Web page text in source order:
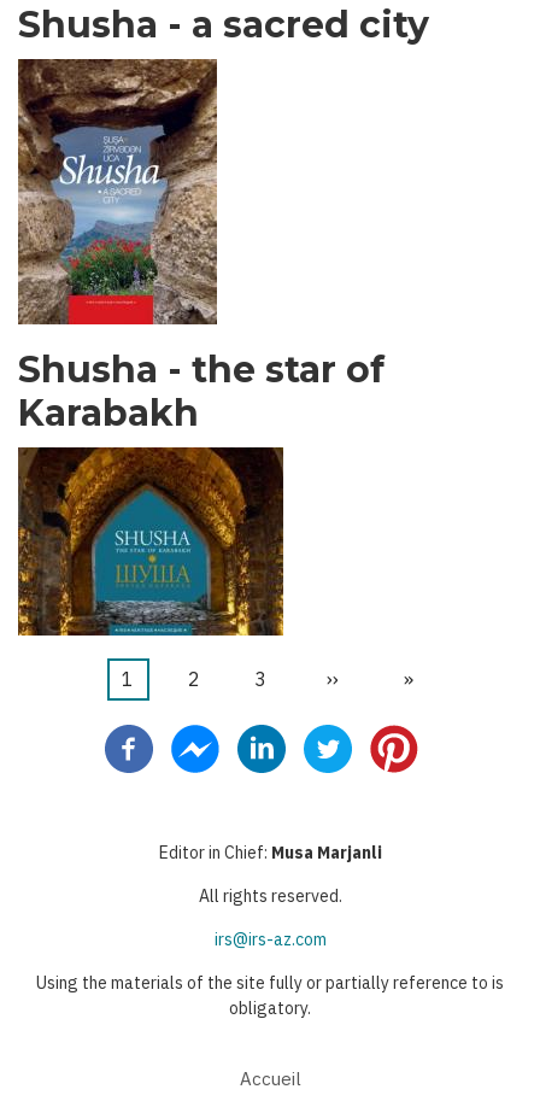
Shusha - a sacred city
Shusha - the star of
Karabakh
Pagination
Page
1 Page
2 Page
3
Page
››
Dernière
»
Editor in Chief: Musa Marjanli
All rights reserved.
irs@irs-az.com
Using the materials of the site fully or partially reference to is
obligatory.
Accueil